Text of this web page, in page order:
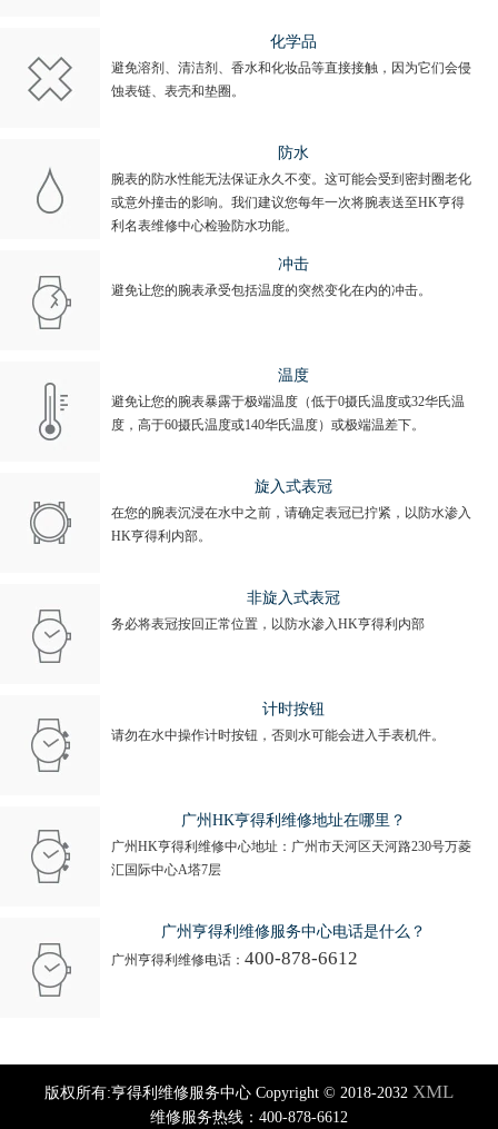
化学品
避免溶剂、清洁剂、香水和化妆品等直接接触，因为它们会侵
蚀表链、表壳和垫圈。
防水
腕表的防水性能无法保证永久不变。这可能会受到密封圈老化
或意外撞击的影响。我们建议您每年一次将腕表送至HK亨得
利名表维修中心检验防水功能。
冲击
避免让您的腕表承受包括温度的突然变化在内的冲击。
温度
避免让您的腕表暴露于极端温度（低于0摄氏温度或32华氏温
度，高于60摄氏温度或140华氏温度）或极端温差下。
旋入式表冠
在您的腕表沉浸在水中之前，请确定表冠已拧紧，以防水渗入
HK亨得利内部。
非旋入式表冠
务必将表冠按回正常位置，以防水渗入HK亨得利内部
计时按钮
请勿在水中操作计时按钮，否则水可能会进入手表机件。
广州HK亨得利维修地址在哪里？
广州HK亨得利维修中心地址：广州市天河区天河路230号万菱
汇国际中心A塔7层
广州亨得利维修服务中心电话是什么？
广州亨得利维修电话： 400-878-6612
版权所有:亨得利维修服务中心 Copyright © 2018-2032 XML
维修服务热线：400-878-6612